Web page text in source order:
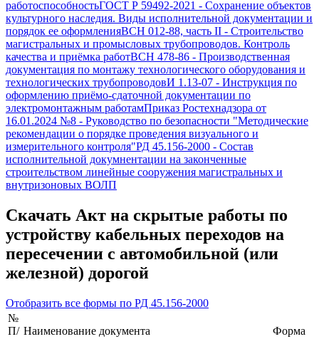
работоспособностьГОСТ Р 59492-2021 - Сохранение объектов
культурного наследия. Виды исполнительной документации и
порядок ее оформленияВСН 012-88, часть II - Строительство
магистральных и промысловых трубопроводов. Контроль
качества и приёмка работВСН 478-86 - Производственная
документация по монтажу технологического оборудования и
технологических трубопроводовИ 1.13-07 - Инструкция по
оформлению приёмо-сдаточной документации по
электромонтажным работамПриказ Ростехнадзора от
16.01.2024 №8 - Руководство по безопасности "Методические
рекомендации о порядке проведения визуального и
измерительного контроля"РД 45.156-2000 - Состав
исполнительной докумнентации на законченные
строительством линейные сооружения магистральных и
внутризоновых ВОЛП
Скачать Акт на скрытые работы по
устройству кабельных переходов на
пересечении с автомобильной (или
железной) дорогой
Отобразить все формы по РД 45.156-2000
№
П/ Наименование документа Форма